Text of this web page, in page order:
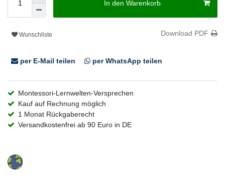
In den Warenkorb
Wunschliste Download PDF
per E-Mail teilen per WhatsApp teilen
Montessori-Lernwelten-Versprechen
Kauf auf Rechnung möglich
1 Monat Rückgaberecht
Versandkostenfrei ab 90 Euro in DE